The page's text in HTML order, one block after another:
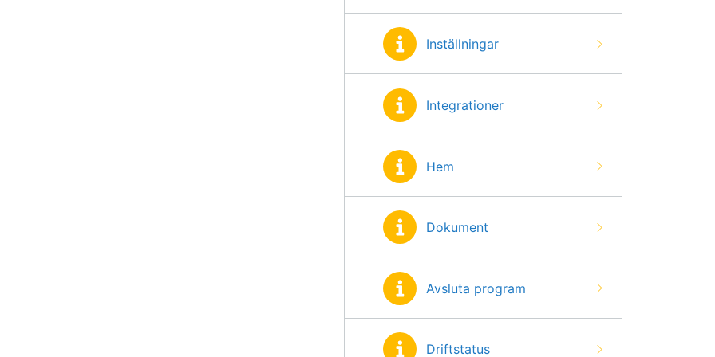
Inställningar
Integrationer
Hem
Dokument
Avsluta program
Driftstatus